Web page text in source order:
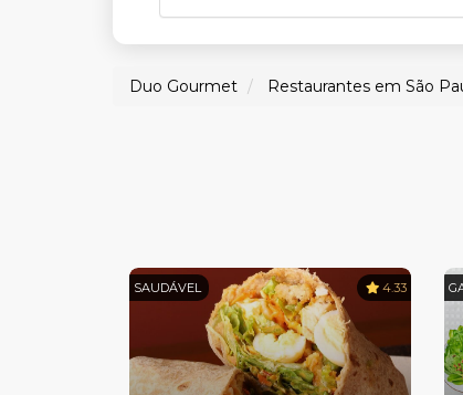
Duo Gourmet Restaurantes em São
SAUDÁVEL 4.33